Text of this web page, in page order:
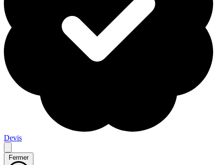
Devis
Fermer